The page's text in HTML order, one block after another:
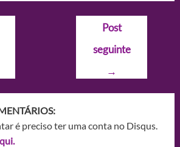
Post
seguinte
→
é preciso ter uma conta no Disqus.